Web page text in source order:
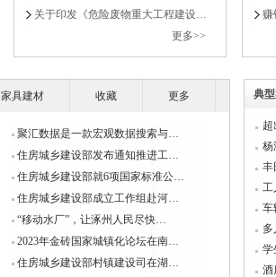
2023年财政部召开财会监
关于对2022年固定资产投资
执…
国家发展改革委组织召开推
关于印发《危险废物重大工程建设…
更多>>
家具建材 收藏 更多
聚汇数据是一款宏观数据搜索与…
住房城乡建设部发布通知推进工…
住房城乡建设部就6项国家标准公…
住房城乡建设部成立工作组赴河…
“移动水厂”，让涿州人民尽快…
2023年金砖国家城镇化论坛在南…
住房城乡建设部村镇建设司在湖…
典
杨
丰
工
车
学
酒